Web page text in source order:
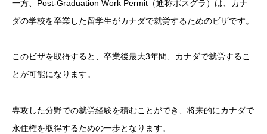
一方、Post-Graduation Work Permit（通称ポスグラ）は、カナ
ダの学校を卒業した留学生がカナダで就労するためのビザです。
このビザを取得すると、卒業後最大3年間、カナダで就労するこ
とが可能になります。
専攻した分野での就労経験を積むことができ、将来的にカナダで
永住権を取得するための一歩となります。